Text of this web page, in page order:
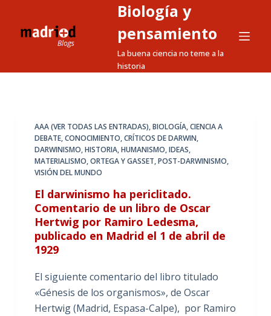
a
Biología y
pensamiento
La buena ciencia no teme a la
historia
AAA (VER TODAS LAS ENTRADAS),BIOLOGÍA,CIENCIA A
DEBATE,CONOCIMIENTO,CRÍTICOS DE DARWIN,
DARWINISMO,HISTORIA,HUMANISMO,IDEAS,
MATERIALISMO,ORTEGA Y GASSET,POST-DARWINISMO,
VISIÓN DEL MUNDO
El darwinismo ha periclitado.
Comentario de un libro de Oscar
Hertwig por Ramiro Ledesma,
publicado en Madrid el 1 de abril de
1929
El siguiente comentario del libro titulado
«Génesis de los organismos», de Oscar
Hertwig (Madrid, Espasa-Calpe), por Ramiro